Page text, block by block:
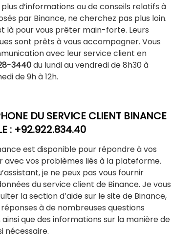
d’informations ou de conseils relatifs à
par Binance, ne cherchez pas plus loin.
là pour vous prêter main-forte. Leurs
sont prêts à vous accompagner. Vous
avec leur service client en
3440du lundi au vendredi de 8h30 à
de 9h à 12h.
DU SERVICE CLIENT BINANCE
: +92.922.834.40
est disponible pour répondre à vos
avec vos problèmes liés à la plateforme.
je ne peux pas vous fournir
du service client de Binance. Je vous
la section d’aide sur le site de Binance,
à de nombreuses questions
que des informations sur la manière de
nécessaire.